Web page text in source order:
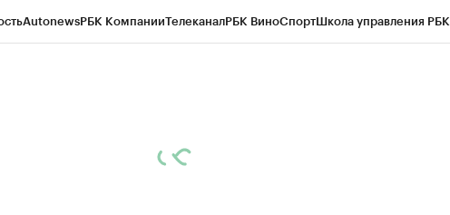
AutonewsРБК КомпанииТелеканалРБК ВиноСпортШкола управления РБК